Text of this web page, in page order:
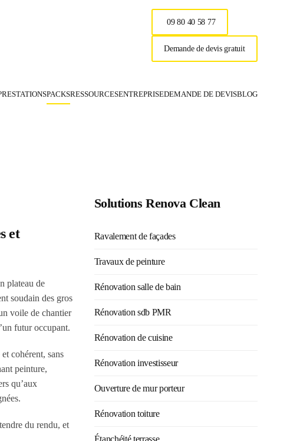
09 80 40 58 77
Demande de devis gratuit
PACKSRESSOURCESENTREPRISEDEMANDE DE DEVISBLOG
et
plateau de
soudain des gros
voile de chantier
futur occupant.
cohérent, sans
peinture,
qu’aux
du rendu, et
Solutions Renova Clean
Ravalement de façades
Travaux de peinture
Rénovation salle de bain
Rénovation sdb PMR
Rénovation de cuisine
Rénovation investisseur
Ouverture de mur porteur
Rénovation toiture
Étanchéité terrasse